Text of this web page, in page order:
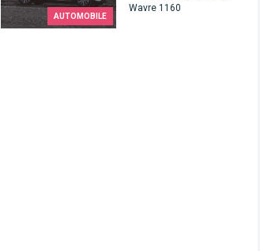
AUTOMOBILE
Wavre 1160